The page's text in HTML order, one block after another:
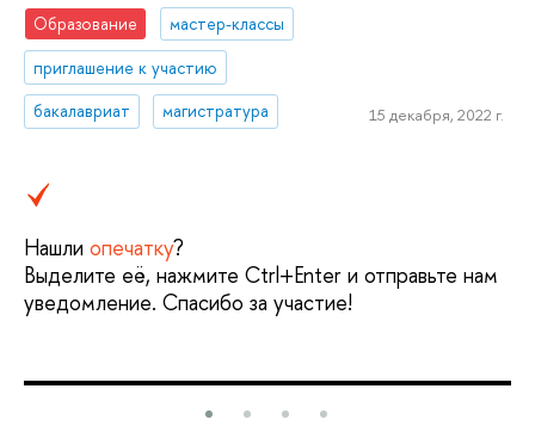
Образование
мастер-классы
приглашение к участию
бакалавриат
магистратура 15 декабря, 2022 г.
Нашли опечатку?
Выделите её, нажмите Ctrl+Enter и отправьте нам
уведомление. Спасибо за участие!